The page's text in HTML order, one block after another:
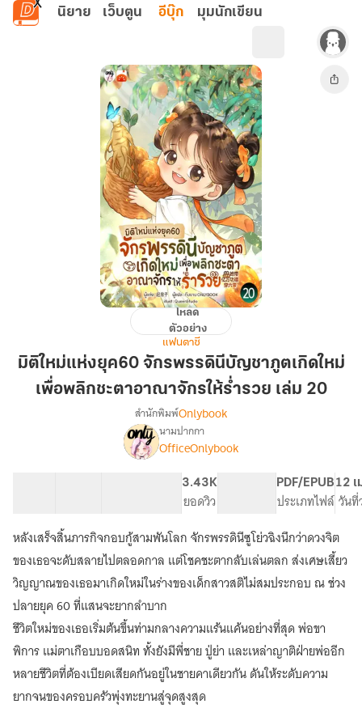
ข้ามไปยังเนื้อหาหลัก
นิยาย เว็บตูน อีบุ๊ก มุมนักเขียน
แห่ง
ยุค60
จักรพรรดิ
บัญชา
เกิด
เพื่อ
พลิก
ชะตา
อาณาจักร
ให้
ร่ำรวย
เล่ม
20
โหลด
ตัวอย่าง
แฟนตาซี
มิติใหม่แห่งยุค60 จักรพรรดินีบัญชาภูตเกิดใหม่
เพื่อพลิกชะตาอาณาจักรให้ร่ำรวย เล่ม 20
เรื่อง
มิติ
ใหม่
แห่ง
ยุค60
จักรพรรดิ
นี
บัญชา
ภูต
เกิด
พลิก
ชะตา
อาณาจักร
ให้
ร่ำรวย
สำนักพิมพ์Onlybook
นามปากกา
OfficeOnlybook
3.43K
ยอดวิว
PDF/EPUB
ประเภทไฟล์
12
วันที่
หลังเสร็จสิ้นภารกิจกอบกู้สามพันโลก จักรพรรดินีซูโย่วฉิงนึกว่าดวงจิต
ของเธอจะดับสลายไปตลอดกาล แต่โชคชะตากลับเล่นตลก ส่งเศษเสี้ยว
วิญญาณของเธอมาเกิดใหม่ในร่างของเด็กสาวสติไม่สมประกอบ ณ ช่วง
ปลายยุค 60 ที่แสนจะยากลำบาก
ชีวิตใหม่ของเธอเริ่มต้นขึ้นท่ามกลางความแร้นแค้นอย่างที่สุด พ่อขา
พิการ แม่ตาเกือบบอดสนิท ทั้งยังมีพี่ชาย ปู่ย่า และเหล่าญาติฝ่ายพ่ออีก
หลายชีวิตที่ต้องเบียดเสียดกันอยู่ในชายคาเดียวกัน ดันให้ระดับความ
ยากจนของครอบครัวพุ่งทะยานสู่จุดสูงสุด